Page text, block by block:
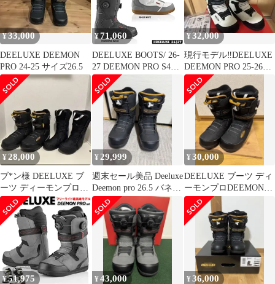
¥33,000
DEELUXE DEEMON
PRO 24-25 サイズ26.5
¥71,060
DEELUXE BOOTS/ 26‐
27 DEEMON PRO S4
サーモフィット ディ
ーラックス ディーモ
ンプロ 2027 DEELUXE
日本正規品 保証書付
【サーモインナー 店
舗にて熱成型無
料！】 送料無料！
【予約商品2026年10月
～納品予定】
¥32,000
現行モデル‼️DEELUXE
DEEMON PRO 25-26モ
デル 26.5㎝
¥28,000
ブ*ン様 DEELUXE ブ
ーツ ディーモンプロ
DEEMON PRO 25.5
¥29,999
週末セール美品 Deeluxe
Deemon pro 26.5 バネイ
ンソール付
¥30,000
DEELUXE ブーツ ディ
ーモンプロDEEMON
PRO 27.5 CTF特価
¥51,975 ¥43,000 ¥36,000